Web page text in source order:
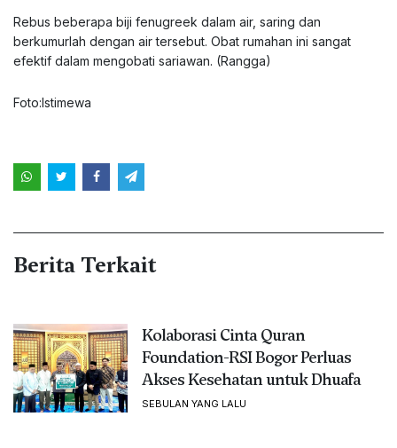
Rebus beberapa biji fenugreek dalam air, saring dan
berkumurlah dengan air tersebut. Obat rumahan ini sangat
efektif dalam mengobati sariawan. (Rangga)
Foto:Istimewa
Berita Terkait
Kolaborasi Cinta Quran
Foundation-RSI Bogor Perluas
Akses Kesehatan untuk Dhuafa
SEBULAN YANG LALU